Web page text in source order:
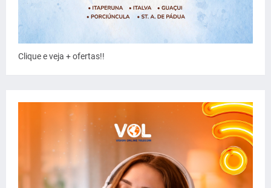
Clique e veja + ofertas!!